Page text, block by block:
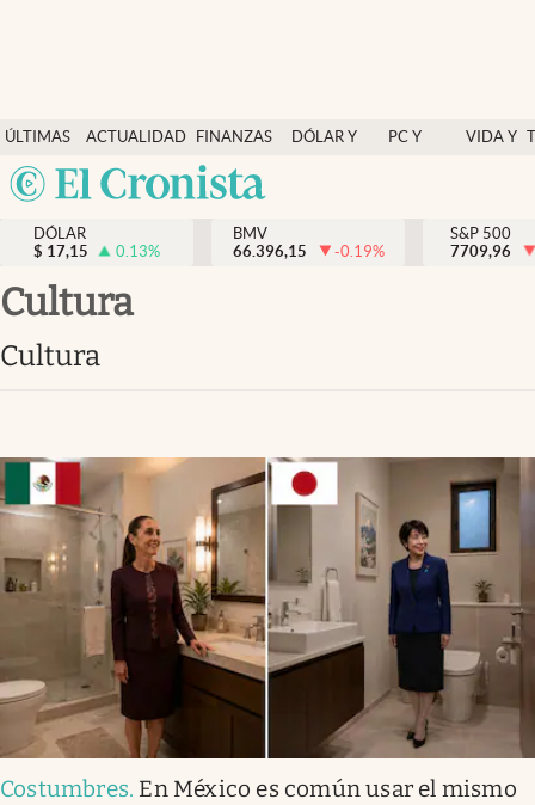
ÚLTIMAS
NOTICIAS
ACTUALIDAD
FINANZAS
Y
ECONOMÍA
DÓLAR Y
PC Y
VIDA Y
México
Actualidad
Finanzas y economía
Dólar y mercados
Opinión
Brand Strategy
Vida y estilo
Tv
Espiritualidad
abre en nueva pestaña
México
DÓLAR
$ 17,15 0.13%
BMV
66.396,15
-0.19%
S&P 500
7709,96
cultura
cultura
Costumbres. En México es común usar el mismo